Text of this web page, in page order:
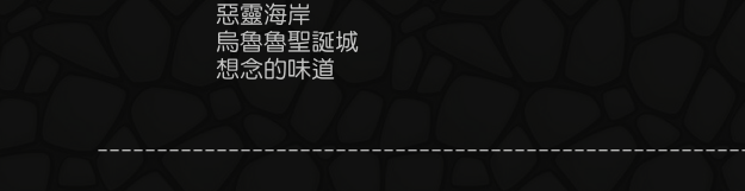
                  惡靈海岸
                  烏魯魯聖誕城
                  想念的味道